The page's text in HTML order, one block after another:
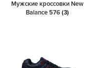
Мужские кроссовки New
Balance 576(3)